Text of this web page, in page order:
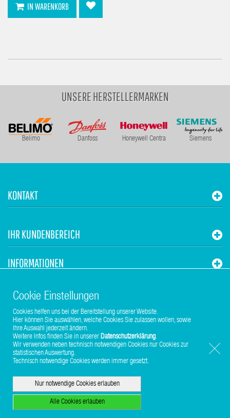
IN WARENKORB
UNSERE HERSTELLERMARKEN
Belimo Danfoss Honeywell Centra Siemens
KONTAKT
IHR KUNDENBEREICH
INFORMATIONEN
STUHR HVAC
Copyright © 2017-2026 Stuhr GmbH
Cookie Einstellungen
Cookies helfen uns bei der Bereitstellung unserer Website.
Hier können Sie auswählen, welche Cookies Sie zulassen wollen, sowie
Ihre Auswahl jederzeit ändern.
Weitere Infos finden Sie in unserer Datenschutzerklärung.
Wir verwenden neben technisch notwendigen Cookies nur Cookies zur
statistischen Auswertung.
Technisch notwendige Cookies werden immer gesetzt.
Nur notwendige Cookies erlauben
Alle Cookies erlauben